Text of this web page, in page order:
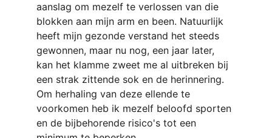
aanslag om mezelf te verlossen van die
blokken aan mijn arm en been. Natuurlijk
heeft mijn gezonde verstand het steeds
gewonnen, maar nu nog, een jaar later,
kan het klamme zweet me al uitbreken bij
een strak zittende sok en de herinnering.
Om herhaling van deze ellende te
voorkomen heb ik mezelf beloofd sporten
en de bijbehorende risico's tot een